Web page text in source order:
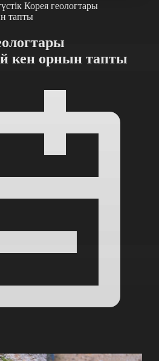
Корея геологтары
тапты
кен орнын тапты